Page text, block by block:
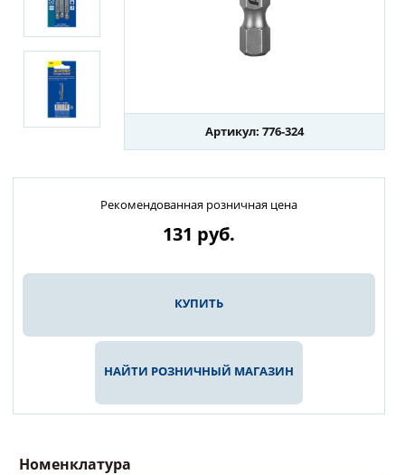
Артикул: 776-324
Рекомендованная розничная цена
131 руб.
КУПИТЬ
НАЙТИ РОЗНИЧНЫЙ МАГАЗИН
Номенклатура